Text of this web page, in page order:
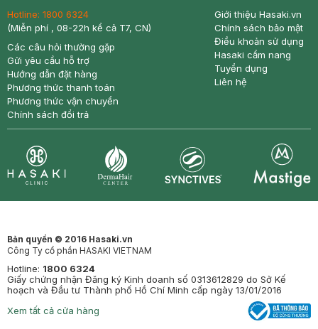
Hotline: 1800 6324
(Miễn phí , 08-22h kể cả T7, CN)
Các câu hỏi thường gặp
Gửi yêu cầu hỗ trợ
Hướng dẫn đặt hàng
Phương thức thanh toán
Phương thức vận chuyển
Chính sách đổi trả
Giới thiệu Hasaki.vn
Chính sách bảo mật
Điều khoản sử dụng
Hasaki cẩm nang
Tuyển dụng
Liên hệ
Bản quyền © 2016 Hasaki.vn
Công Ty cổ phần HASAKI VIETNAM
Hotline: 1800 6324
Giấy chứng nhận Đăng ký Kinh doanh số 0313612829 do Sở Kế
hoạch và Đầu tư Thành phố Hồ Chí Minh cấp ngày 13/01/2016
Xem tất cả cửa hàng